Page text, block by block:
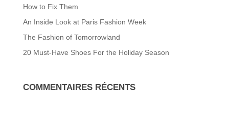
How to Fix Them
An Inside Look at Paris Fashion Week
The Fashion of Tomorrowland
20 Must-Have Shoes For the Holiday Season
COMMENTAIRES RÉCENTS